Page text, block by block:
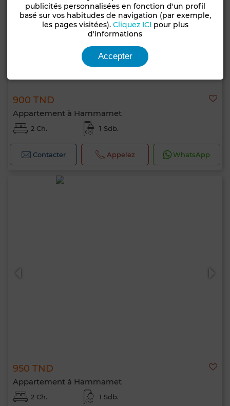
900 TND
Appartement à Hammamet
2 Ch. 1 Sdb.
Contacter Appelez WhatsApp
950 TND
Appartement à Hammamet
2 Ch. 1 Sdb.
publicités personnalisées en fonction d'un profil
basé sur vos habitudes de navigation (par exemple,
les pages visitées). Cliquez ICI pour plus
d'informations
Accepter